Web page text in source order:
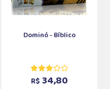
Dominó - Bíblico
R$ 34,80